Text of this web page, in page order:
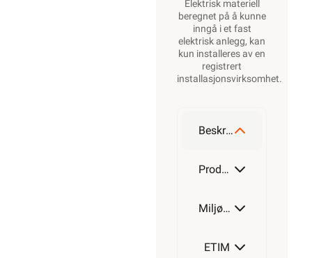
Elektrisk materiell
beregnet på å kunne
inngå i et fast
elektrisk anlegg, kan
kun installeres av en
registrert
installasjonsvirksomhet.
Beskrivelse
Produktdetaljer
Miljøparametere
ETIM